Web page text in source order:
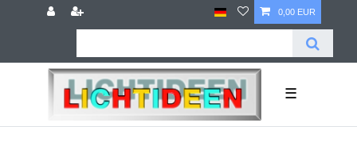
0,00 EUR
☰